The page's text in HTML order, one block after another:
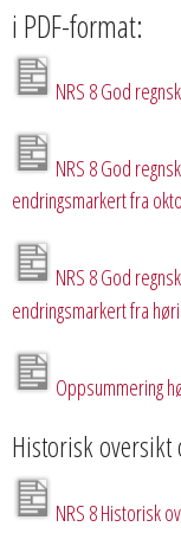
i PDF-format:
NRS 8 God
NRS 8 God
endringsmarkert fra
NRS 8 God
endringsmarkert fra
Oppsummering
Historisk
NRS 8 Historisk